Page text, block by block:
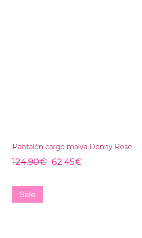
Pantalón cargo malva Denny Rose
124.90€ 62.45€
Sale